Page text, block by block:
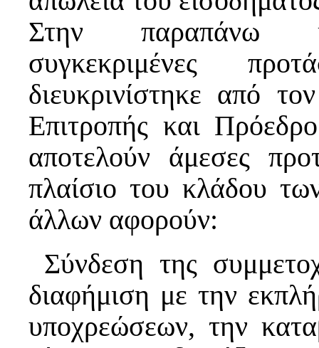
Στην παραπάνω
συγκεκριμένες
διευκρινίστηκε από
Επιτροπής και
αποτελούν άμεσες
πλαίσιο του κλάδου
άλλων αφορούν:
 Σύνδεση της
διαφήμιση με την
υποχρεώσεων, την